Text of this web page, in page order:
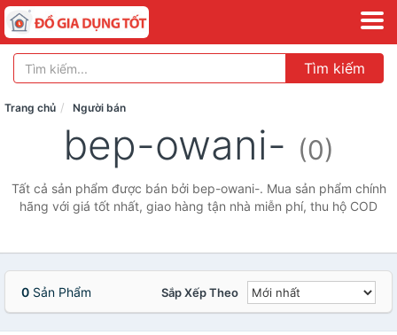
Tìm kiếm
Trang chủ Người bán
bep-owani- (0)
Tất cả sản phẩm được bán bởi bep-owani-. Mua sản phẩm chính
hãng với giá tốt nhất, giao hàng tận nhà miễn phí, thu hộ COD
0 Sản Phẩm Sắp Xếp Theo